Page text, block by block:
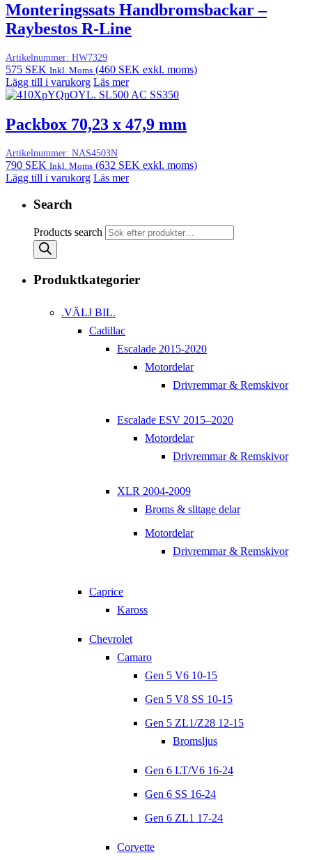
Monteringssats Handbromsbackar –
Raybestos R-Line
Artikelnummer: HW7329
575 SEK Inkl. Moms (460 SEK exkl. moms)
Lägg till i varukorg Läs mer
Packbox 70,23 x 47,9 mm
Artikelnummer: NAS4503N
790 SEK Inkl. Moms (632 SEK exkl. moms)
Lägg till i varukorg Läs mer
Search
Products search
Produktkategorier
.VÄLJ BIL.
Cadillac
Escalade 2015-2020
Motordelar
Drivremmar & Remskivor
Escalade ESV 2015–2020
Motordelar
Drivremmar & Remskivor
XLR 2004-2009
Broms & slitage delar
Motordelar
Drivremmar & Remskivor
Caprice
Kaross
Chevrolet
Camaro
Gen 5 V6 10-15
Gen 5 V8 SS 10-15
Gen 5 ZL1/Z28 12-15
Bromsljus
Gen 6 LT/V6 16-24
Gen 6 SS 16-24
Gen 6 ZL1 17-24
Corvette